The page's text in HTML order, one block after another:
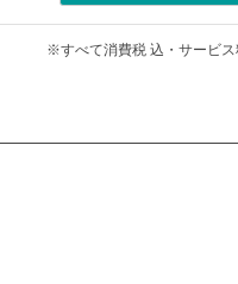
※すべて消費税 込・サービス